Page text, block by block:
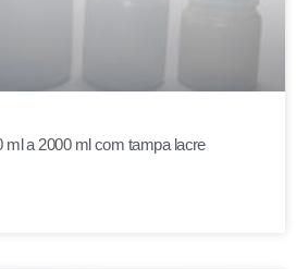
ml a 2000 ml com tampa lacre